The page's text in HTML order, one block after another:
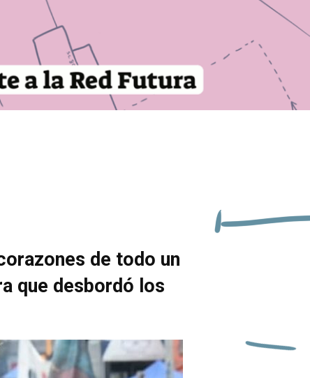
de todo un
que desbordó los